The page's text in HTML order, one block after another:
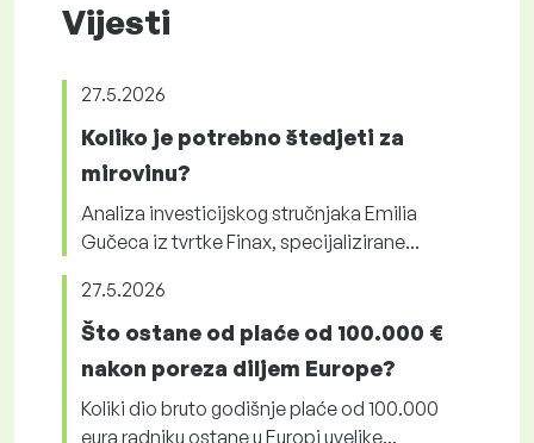
Vijesti
27.5.2026
Koliko je potrebno štedjeti za
mirovinu?
Analiza investicijskog stručnjaka Emilia
Gučeca iz tvrtke Finax, specijalizirane...
27.5.2026
Što ostane od plaće od 100.000 €
nakon poreza diljem Europe?
Koliki dio bruto godišnje plaće od 100.000
eura radniku ostane u Europi uvelike...